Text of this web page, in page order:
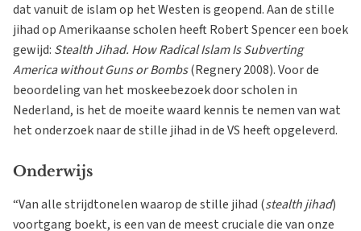
dat vanuit de islam op het Westen is geopend. Aan de stille
jihad op Amerikaanse scholen heeft Robert Spencer een boek
gewijd: Stealth Jihad. How Radical Islam Is Subverting
America without Guns or Bombs(Regnery 2008). Voor de
beoordeling van het moskeebezoek door scholen in
Nederland, is het de moeite waard kennis te nemen van wat
het onderzoek naar de stille jihad in de VS heeft opgeleverd.
Onderwijs
“Van alle strijdtonelen waarop de stille jihad (stealth jihad)
voortgang boekt, is een van de meest cruciale die van onze